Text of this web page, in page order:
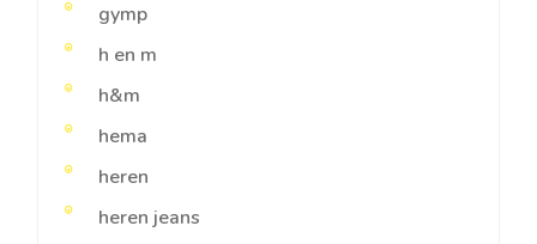
gymp
h en m
h&m
hema
heren
heren jeans